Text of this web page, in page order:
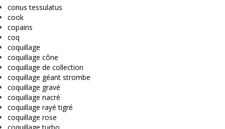
conus tessulatus
cook
copains
coq
coquillage
coquillage cône
coquillage de collection
coquillage géant strombe
coquillage gravé
coquillage nacré
coquillage rayé tigré
coquillage rose
coquillage turbo